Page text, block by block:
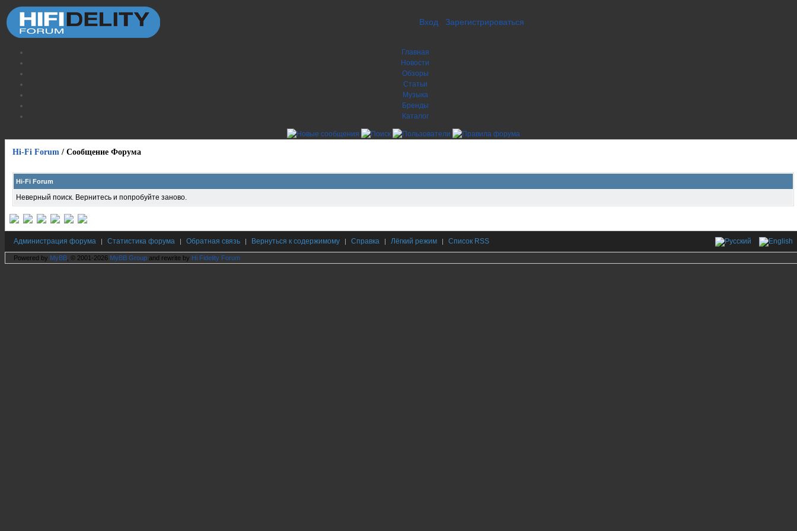
Вход Зарегистрироваться
Главная
Новости
Обзоры
Статьи
Музыка
Бренды
Каталог
Hi-Fi Forum / Сообщение Форума
Hi-Fi Forum
Неверный поиск. Вернитесь и попробуйте заново.
Администрация форума | Статистика форума | Обратная связь | Вернуться к содержимому | Справка | Лёгкий режим | Список RSS
Powered by MyBB , © 2001-2026 MyBB Group and rewrite by Hi Fidelity Forum